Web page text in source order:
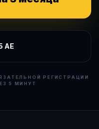
АЕ
РЕГИСТРАЦИИ
5 МИНУТ